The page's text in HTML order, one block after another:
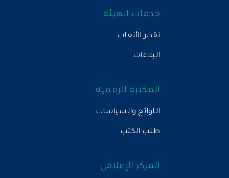
خدمات الهيئة
تقدير الأتعاب
البلاغات
المكتبة الرقمية
اللوائح والسياسات
طلب الكتب
المركز الإعلامي